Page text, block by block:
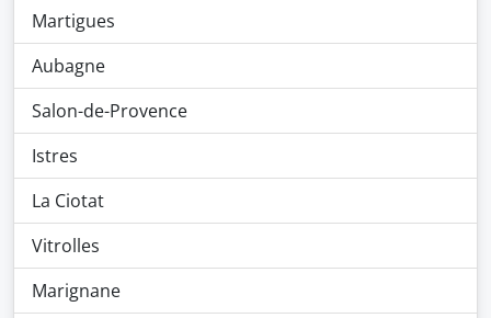
Martigues
Aubagne
Salon-de-Provence
Istres
La Ciotat
Vitrolles
Marignane